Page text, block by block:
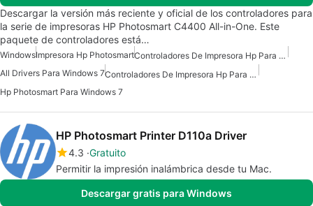
Descargar la versión más reciente y oficial de los controladores para
la serie de impresoras HP Photosmart C4400 All-in-One. Este
paquete de controladores está…
WindowsImpresora Hp Photosmart
Controladores De Impresora Hp Para Windows 7
All Drivers Para Windows 7
Controladores De Impresora Hp Para Windows 10
Hp Photosmart Para Windows 7
HP Photosmart Printer D110a Driver
4.3 Gratuito
Permitir la impresión inalámbrica desde tu Mac.
Descargar gratis para Windows